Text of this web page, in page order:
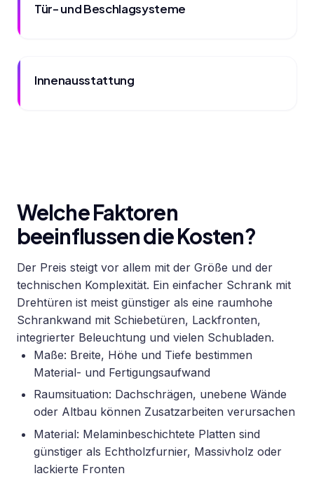
Tür- und Beschlagsysteme
Innenausstattung
Welche Faktoren
beeinflussen die Kosten?
Der Preis steigt vor allem mit der Größe und der
technischen Komplexität. Ein einfacher Schrank mit
Drehtüren ist meist günstiger als eine raumhohe
Schrankwand mit Schiebetüren, Lackfronten,
integrierter Beleuchtung und vielen Schubladen.
Maße: Breite, Höhe und Tiefe bestimmen
Material- und Fertigungsaufwand
Raumsituation: Dachschrägen, unebene Wände
oder Altbau können Zusatzarbeiten verursachen
Material: Melaminbeschichtete Platten sind
günstiger als Echtholzfurnier, Massivholz oder
lackierte Fronten